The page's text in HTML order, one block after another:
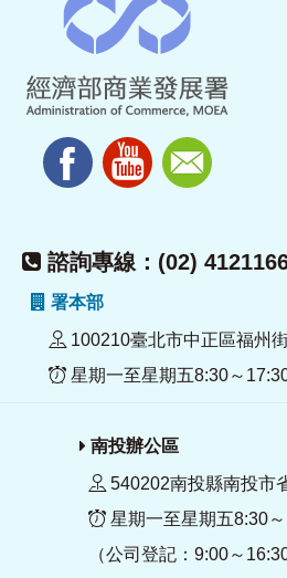
諮詢專線：(02)
署本部
100210臺北市中正區福州
星期一至星期五8:30～
南投辦公區
540202南投縣南投市
星期一至星期五8:30
（公司登記：9:00～